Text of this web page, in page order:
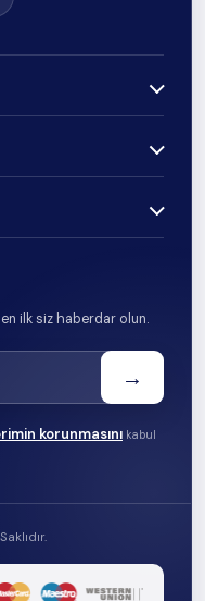
ilk siz haberdar olun.
→
korunmasını kabul